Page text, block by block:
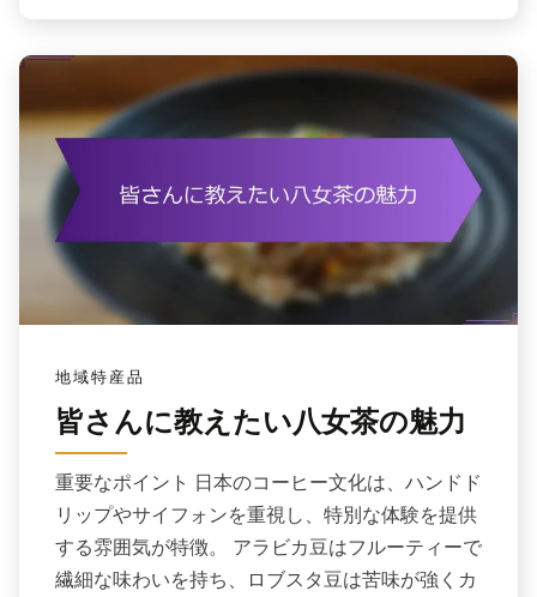
地域特産品
皆さんに教えたい八女茶の魅力
重要なポイント 日本のコーヒー文化は、ハンドド
リップやサイフォンを重視し、特別な体験を提供
する雰囲気が特徴。 アラビカ豆はフルーティーで
繊細な味わいを持ち、ロブスタ豆は苦味が強くカ